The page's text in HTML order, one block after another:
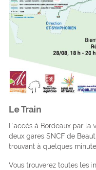
Le Train
L’accès à Bordeaux par
deux gares SNCF de
trouvant à quelques
Vous trouverez toutes les